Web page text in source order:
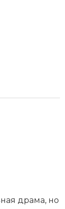
драма, но